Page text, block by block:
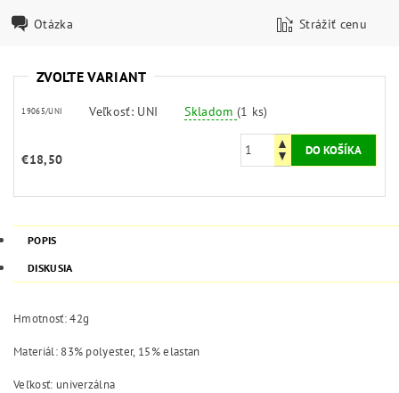
Otázka Strážiť cenu
ZVOĽTE VARIANT
19065/UNI Veľkosť: UNI Skladom (1 ks)
€18,50
POPIS
DISKUSIA
Hmotnosť: 42g
Materiál: 83% polyester, 15% elastan
Veľkosť: univerzálna